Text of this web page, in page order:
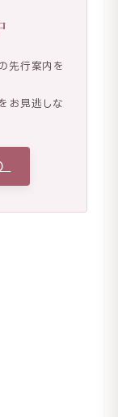
先行案内を
お見逃しな